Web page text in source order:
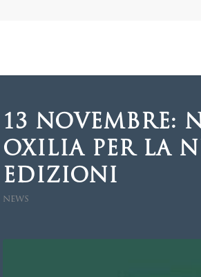
13 NOVEMBRE:
OXILIA PER LA
EDIZIONI
NEWS